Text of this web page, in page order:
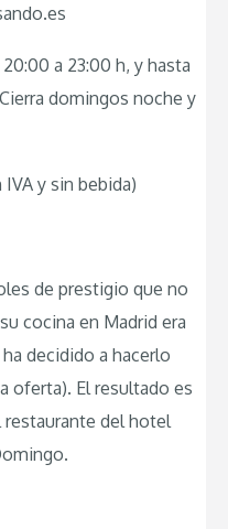
20:00 a 23:00 h, y hasta
domingos noche y
y sin bebida)
de prestigio que no
cocina en Madrid era
decidido a hacerlo
oferta). El resultado es
restaurante del hotel